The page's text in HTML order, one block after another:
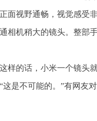
面视野通畅，视觉感受
相机稍大的镜头。整部
样的话，小米一个镜头
是不可能的。”有网友